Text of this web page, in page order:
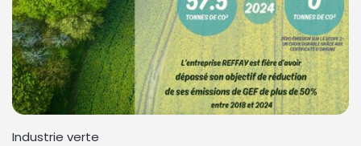
Industrie verte